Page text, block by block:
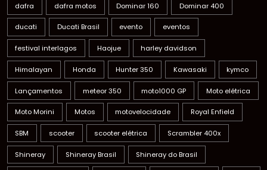
dafra dafra motos Dominar 160 Dominar 400
ducati Ducati Brasil evento eventos
festival interlagos Haojue harley davidson
Himalayan Honda Hunter 350 Kawasaki kymco
Lançamentos meteor 350 moto1000 GP Moto elétrica
Moto Morini Motos motovelocidade Royal Enfield
SBM scooter scooter elétrica Scrambler 400x
Shineray Shineray Brasil Shineray do Brasil